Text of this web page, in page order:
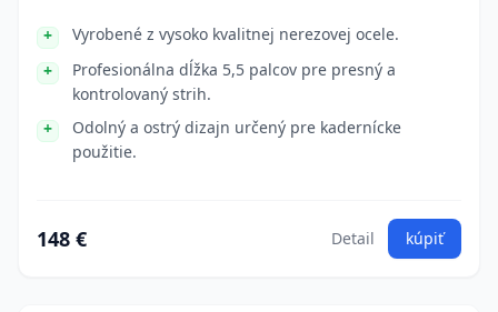
Vyrobené z vysoko kvalitnej nerezovej ocele.
Profesionálna dĺžka 5,5 palcov pre presný a
kontrolovaný strih.
Odolný a ostrý dizajn určený pre kadernícke
použitie.
148 € Detail kúpiť